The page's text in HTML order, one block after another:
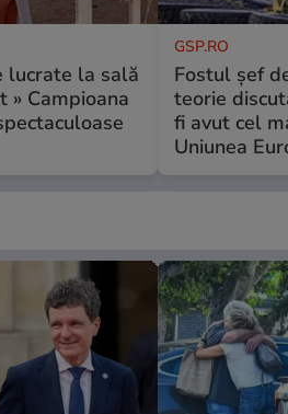
lucrate la sală
» Campioana
GSP.RO
Fostul șef
teorie
fi avut cel
Uniunea